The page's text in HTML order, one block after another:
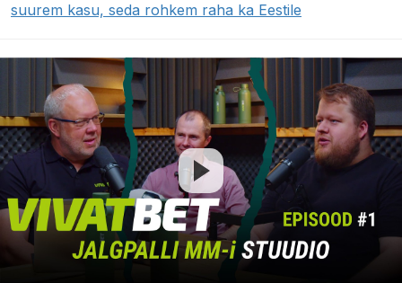
suurem kasu, seda rohkem raha ka Eestile